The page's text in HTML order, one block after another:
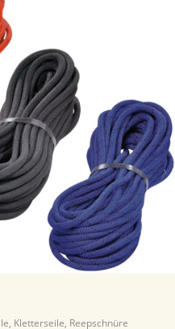
Kletterseile, Reepschnüre